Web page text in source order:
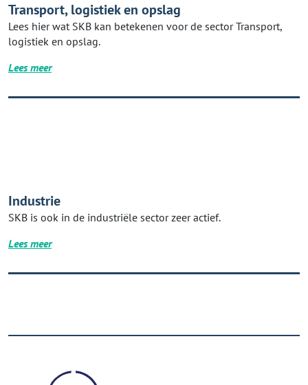
Transport, logistiek en opslag
Lees hier wat SKB kan betekenen voor de sector Transport,
logistiek en opslag.
Lees meer
Industrie
SKB is ook in de industriële sector zeer actief.
Lees meer